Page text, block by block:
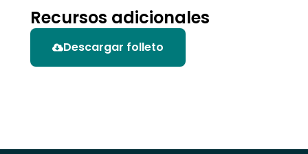
Recursos adicionales
Descargar folleto